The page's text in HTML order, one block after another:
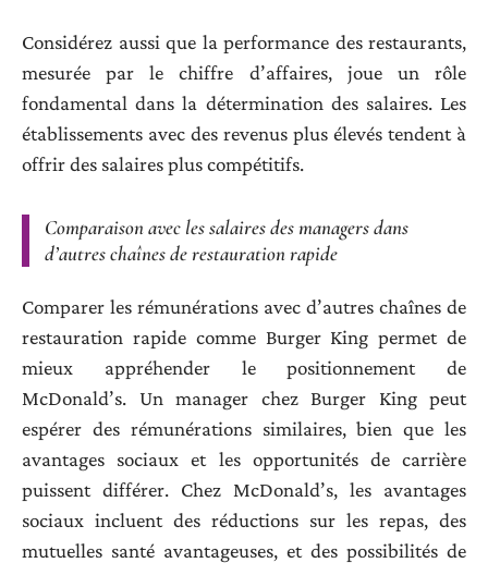
Considérez aussi que la performance des restaurants,
mesurée par le chiffre d’affaires, joue un rôle
fondamental dans la détermination des salaires. Les
établissements avec des revenus plus élevés tendent à
offrir des salaires plus compétitifs.
Comparaison avec les salaires des managers dans
d’autres chaînes de restauration rapide
Comparer les rémunérations avec d’autres chaînes de
restauration rapide comme Burger King permet de
mieux appréhender le positionnement de
McDonald’s. Un manager chez Burger King peut
espérer des rémunérations similaires, bien que les
avantages sociaux et les opportunités de carrière
puissent différer. Chez McDonald’s, les avantages
sociaux incluent des réductions sur les repas, des
mutuelles santé avantageuses, et des possibilités de